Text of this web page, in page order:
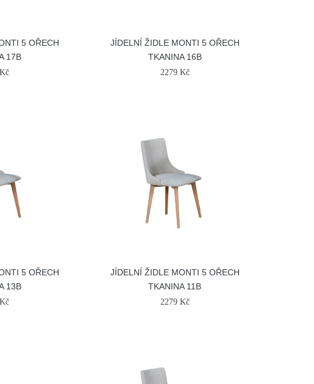
5 OŘECH
17B
JÍDELNÍ ŽIDLE MONTI 5 OŘECH
TKANINA 16B
2279 Kč
5 OŘECH
13B
JÍDELNÍ ŽIDLE MONTI 5 OŘECH
TKANINA 11B
2279 Kč